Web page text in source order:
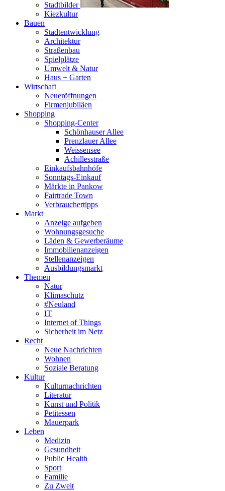
Stadtbilder
Kiezkultur
Bauen
Stadtentwicklung
Architektur
Straßenbau
Spielplätze
Umwelt & Natur
Haus + Garten
Wirtschaft
Neueröffnungen
Firmenjubiläen
Shopping
Shopping-Center
Schönhauser Allee
Prenzlauer Allee
Weissensee
Achillesstraße
Einkaufsbahnhöfe
Sonntags-Einkauf
Märkte in Pankow
Fairtrade Town
Verbrauchertipps
Markt
Anzeige aufgeben
Wohnungsgesuche
Läden & Gewerberäume
Immobilienanzeigen
Stellenanzeigen
Ausbildungsmarkt
Themen
Natur
Klimaschutz
#Neuland
IT
Internet of Things
Sicherheit im Netz
Recht
Neue Nachrichten
Wohnen
Soziale Beratung
Kultur
Kulturnachrichten
Literatur
Kunst und Politik
Petitessen
Mauerpark
Leben
Medizin
Gesundheit
Public Health
Sport
Familie
Zu Zweit